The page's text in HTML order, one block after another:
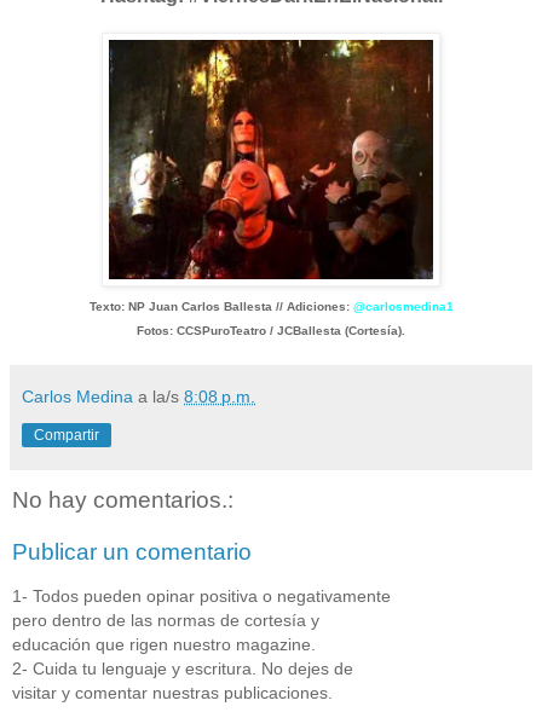
Texto: NP Juan Carlos Ballesta // Adiciones: @carlosmedina1
Fotos: CCSPuroTeatro / JCBallesta (Cortesía).
Carlos Medina a la/s 8:08 p.m.
Compartir
No hay comentarios.:
Publicar un comentario
1- Todos pueden opinar positiva o negativamente
pero dentro de las normas de cortesía y
educación que rigen nuestro magazine.
2- Cuida tu lenguaje y escritura. No dejes de
visitar y comentar nuestras publicaciones.